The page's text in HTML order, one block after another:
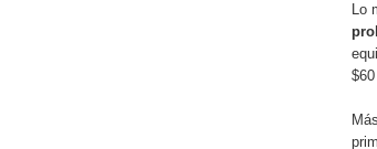
Lo